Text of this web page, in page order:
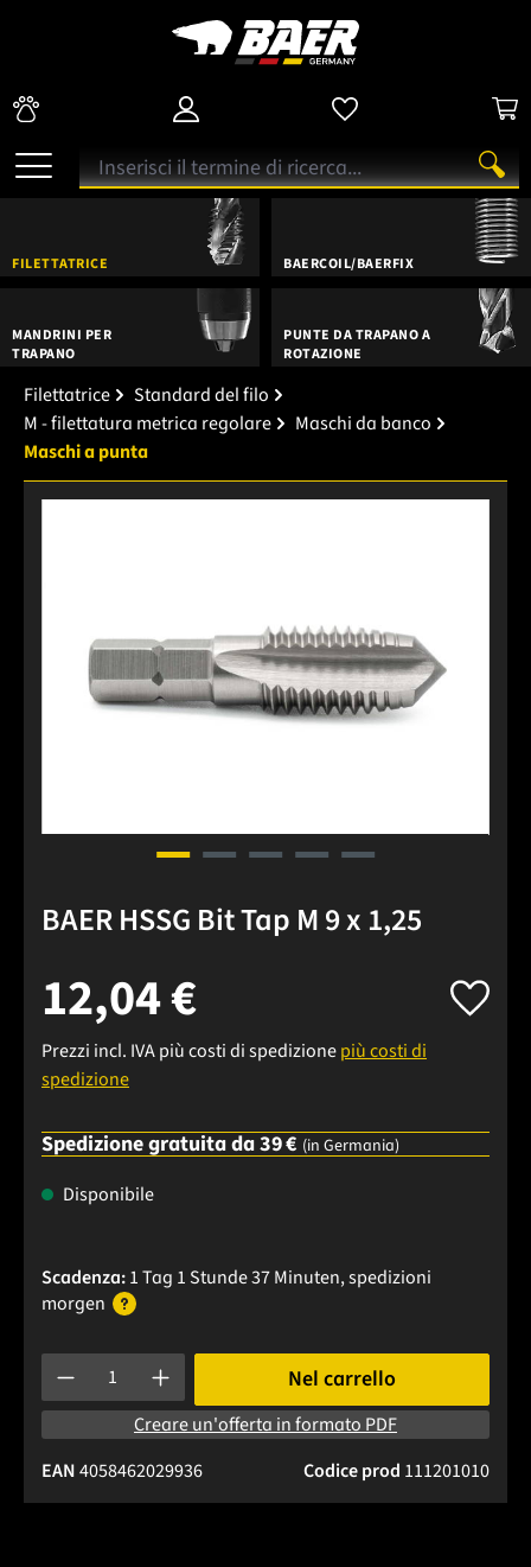
FILETTATRICE BAERCOIL/BAERFIX
MANDRINI PER
TRAPANO
PUNTE DA TRAPANO A
ROTAZIONE
Filettatrice
Standard del filo
M - filettatura metrica regolare
Maschi da banco
Maschi a punta
BAER HSSG Bit Tap M 9 x 1,25
12,04 €
Prezzi incl. IVA più costi di spedizionepiù costi di
spedizione
Spedizione gratuita da 39 € (in Germania)
Disponibile
Scadenza:1 Tag 1 Stunde 37 Minuten, spedizioni
morgen
Quantità del prodotto: inserisci la quantità desiderata o
Nel carrello
Creare un'offerta in formato PDF
Codice prod 111201010
EAN4058462029936